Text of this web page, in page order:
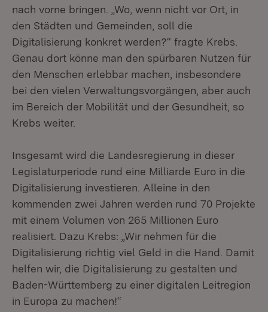
nach vorne bringen. „Wo, wenn nicht vor Ort, in
den Städten und Gemeinden, soll die
Digitalisierung konkret werden?“ fragte Krebs.
Genau dort könne man den spürbaren Nutzen für
den Menschen erlebbar machen, insbesondere
bei den vielen Verwaltungsvorgängen, aber auch
im Bereich der Mobilität und der Gesundheit, so
Krebs weiter.
Insgesamt wird die Landesregierung in dieser
Legislaturperiode rund eine Milliarde Euro in die
Digitalisierung investieren. Alleine in den
kommenden zwei Jahren werden rund 70 Projekte
mit einem Volumen von 265 Millionen Euro
realisiert. Dazu Krebs: „Wir nehmen für die
Digitalisierung richtig viel Geld in die Hand. Damit
helfen wir, die Digitalisierung zu gestalten und
Baden-Württemberg zu einer digitalen Leitregion
in Europa zu machen!“